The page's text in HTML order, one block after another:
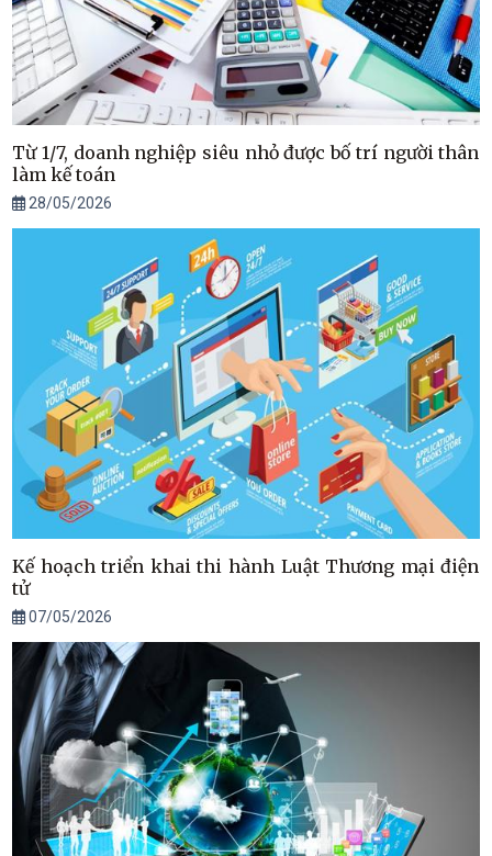
Từ 1/7, doanh nghiệp siêu nhỏ được bố trí người thân
làm kế toán
28/05/2026
Kế hoạch triển khai thi hành Luật Thương mại điện
tử
07/05/2026